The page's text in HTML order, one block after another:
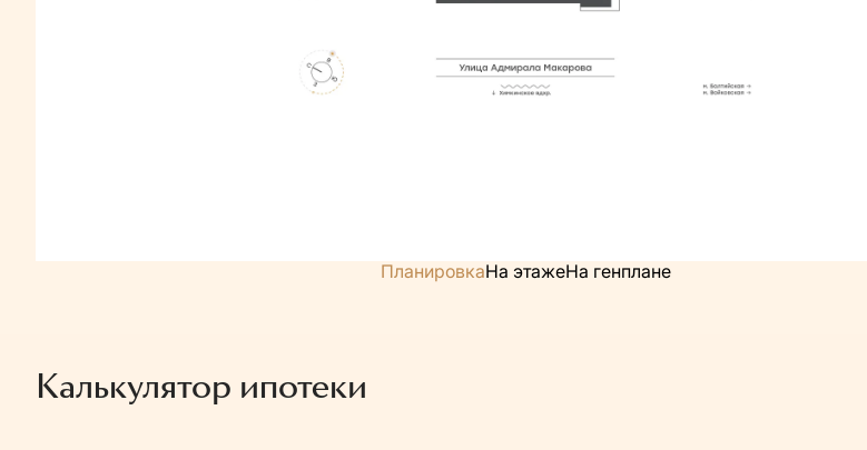
ПланировкаНа этажеНа генплане
Калькулятор ипотеки